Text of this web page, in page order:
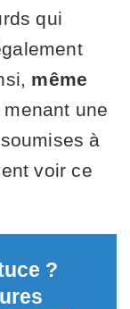
qui
même
menant une
à
voir ce
?